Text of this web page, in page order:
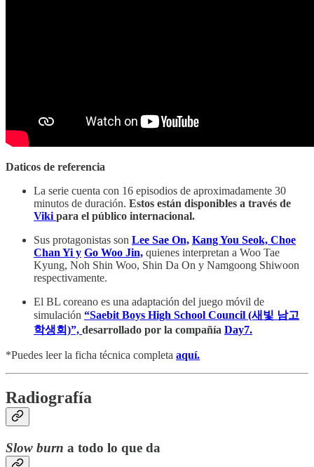
Daticos de referencia
La serie cuenta con 16 episodios de aproximadamente 30
minutos de duración. Estos están disponibles a través de
Viki para el público internacional.
Sus protagonistas son Lee Sae On, Kang You Seok, Choe
Chan Yi y Go Woo Jin, quienes interpretan a Woo Tae
Kyung, Noh Shin Woo, Shin Da On y Namgoong Shiwoon
respectivamente.
El BL coreano es una adaptación del juego móvil de
simulación “Saebit Boys High School Council (새빛 남고
학생회)”, desarrollado por la compañía Day7.
*Puedes leer la ficha técnica completa aquí.
Radiografía
Slow burn a todo lo que da